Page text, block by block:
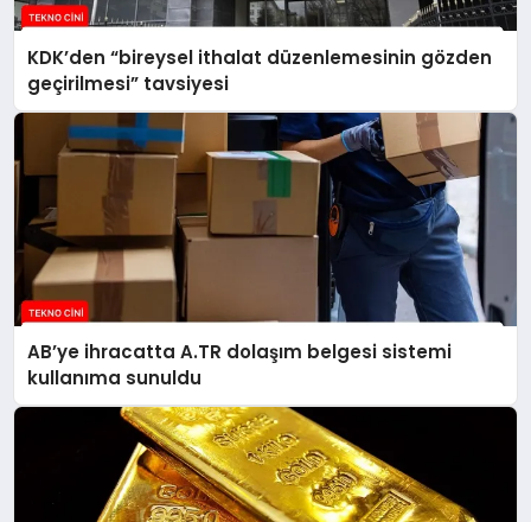
KDK’den “bireysel ithalat düzenlemesinin gözden
geçirilmesi” tavsiyesi
AB’ye ihracatta A.TR dolaşım belgesi sistemi
kullanıma sunuldu